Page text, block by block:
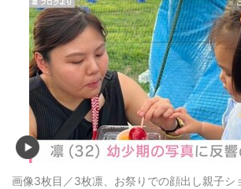
画像3枚目／3枚凛、お祭りでの顔出し親子シ